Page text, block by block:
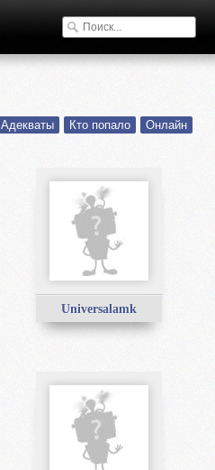
Адекваты Кто попало Онлайн
Universalamk